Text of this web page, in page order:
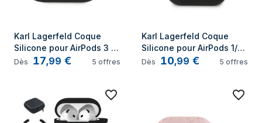
Karl Lagerfeld Coque
Silicone pour AirPods 3
Choupette Head 3D Luxe
Dès 17,99 € 5 offres
Karl Lagerfeld Coque
Silicone pour AirPods 1/2
Choupette Head 3D Luxe
Dès 10,99 € 5 offres